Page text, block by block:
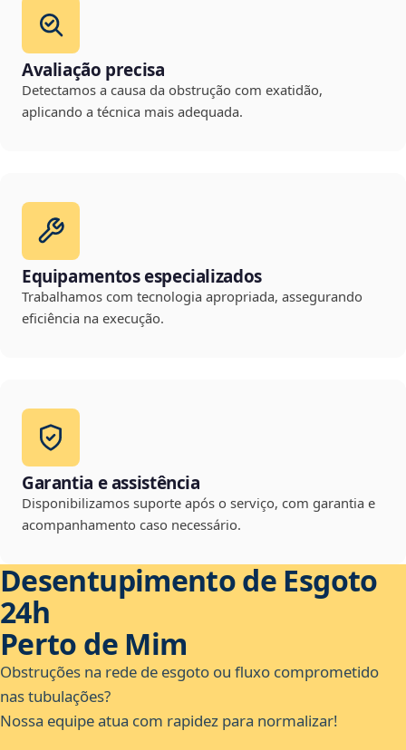
Avaliação precisa
Detectamos a causa da obstrução com exatidão,
aplicando a técnica mais adequada.
Equipamentos especializados
Trabalhamos com tecnologia apropriada, assegurando
eficiência na execução.
Garantia e assistência
Disponibilizamos suporte após o serviço, com garantia e
acompanhamento caso necessário.
Desentupimento de Esgoto
24h
Perto de Mim
Obstruções na rede de esgoto ou fluxo comprometido
nas tubulações?
Nossa equipe atua com rapidez para normalizar!